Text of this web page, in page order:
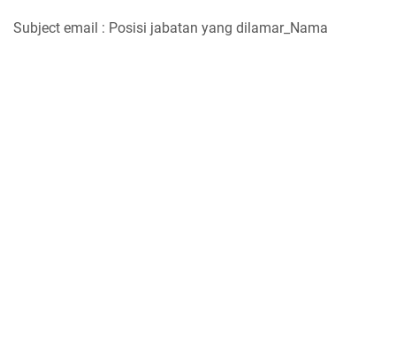
Subject email : Posisi jabatan yang dilamar_Nama